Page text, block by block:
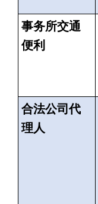
事务所交通
便利
合法公司代
理人